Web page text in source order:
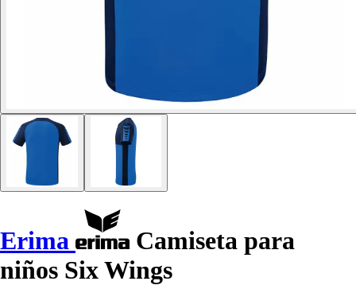
Erima
Camiseta para
niños Six Wings